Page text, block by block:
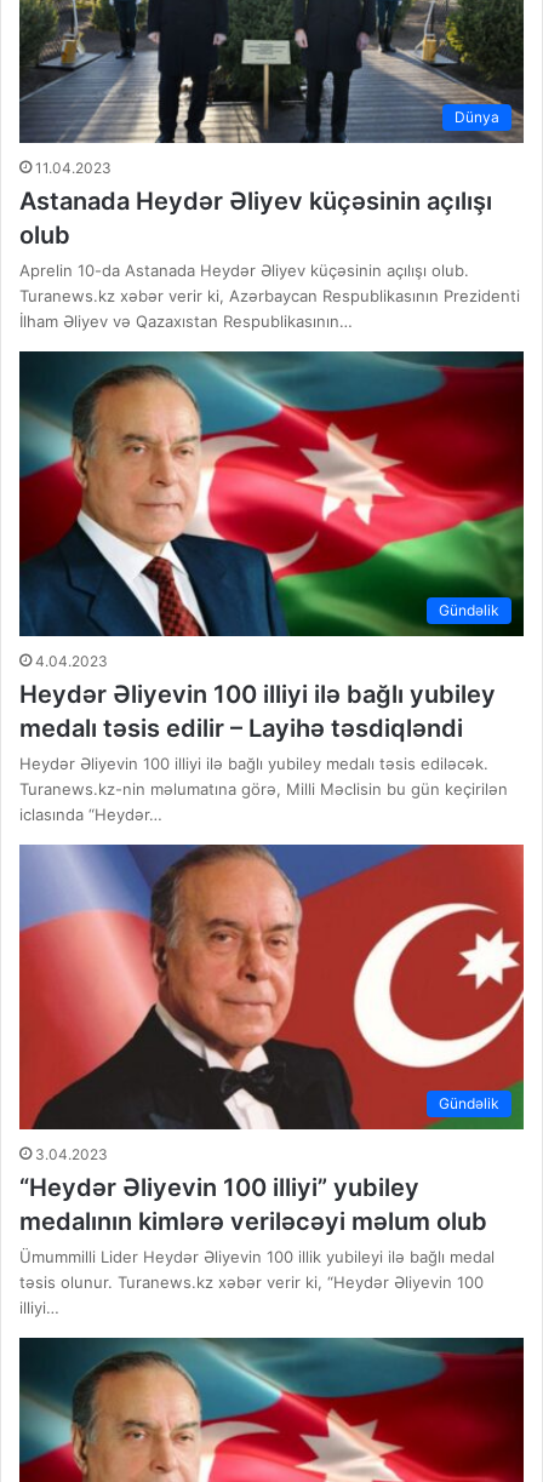
Dünya
11.04.2023
Astanada Heydər Əliyev küçəsinin açılışı
olub
Aprelin 10-da Astanada Heydər Əliyev küçəsinin açılışı olub.
Turanews.kz xəbər verir ki, Azərbaycan Respublikasının Prezidenti
İlham Əliyev və Qazaxıstan Respublikasının…
Gündəlik
4.04.2023
Heydər Əliyevin 100 illiyi ilə bağlı yubiley
medalı təsis edilir – Layihə təsdiqləndi
Heydər Əliyevin 100 illiyi ilə bağlı yubiley medalı təsis ediləcək.
Turanews.kz-nin məlumatına görə, Milli Məclisin bu gün keçirilən
iclasında “Heydər…
Gündəlik
3.04.2023
“Heydər Əliyevin 100 illiyi” yubiley
medalının kimlərə veriləcəyi məlum olub
Ümummilli Lider Heydər Əliyevin 100 illik yubileyi ilə bağlı medal
təsis olunur. Turanews.kz xəbər verir ki, “Heydər Əliyevin 100
illiyi…